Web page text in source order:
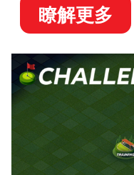
瞭解更多